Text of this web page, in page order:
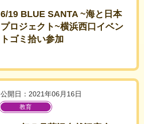
6/19 BLUE SANTA ~海と日本
プロジェクト~横浜西口イベン
トゴミ拾い参加
公開日：2021年06月16日
教育